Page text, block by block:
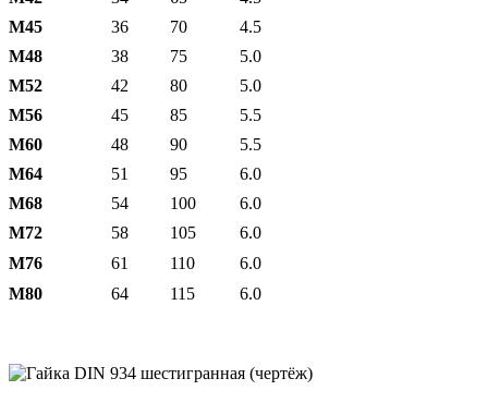
М45
36 70
4.5
М48
38 75
5.0
М52
42 80
5.0
М56
45 85
5.5
М60
48 90
5.5
М64
51 95
6.0
М68
54 100
6.0
М72
58 105
6.0
М76
61 110
6.0
М80
64 115 6.0